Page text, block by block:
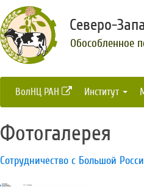
Северо-
Обособленное
ВолНЦ РАН Институт
Фотогалерея
​Сотрудничество с Большой